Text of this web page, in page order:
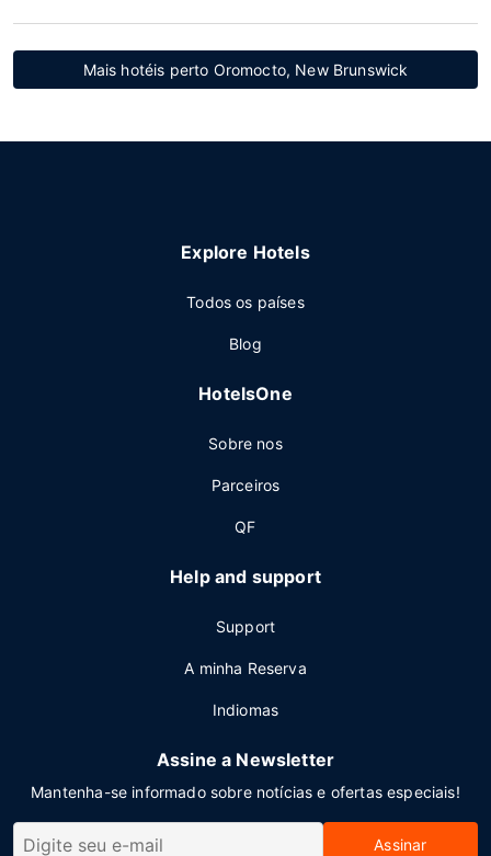
Mais hotéis perto Oromocto, New Brunswick
Explore Hotels
Todos os países
Blog
HotelsOne
Sobre nos
Parceiros
QF
Help and support
Support
A minha Reserva
Indiomas
Assine a Newsletter
Mantenha-se informado sobre notícias e ofertas especiais!
Assinar